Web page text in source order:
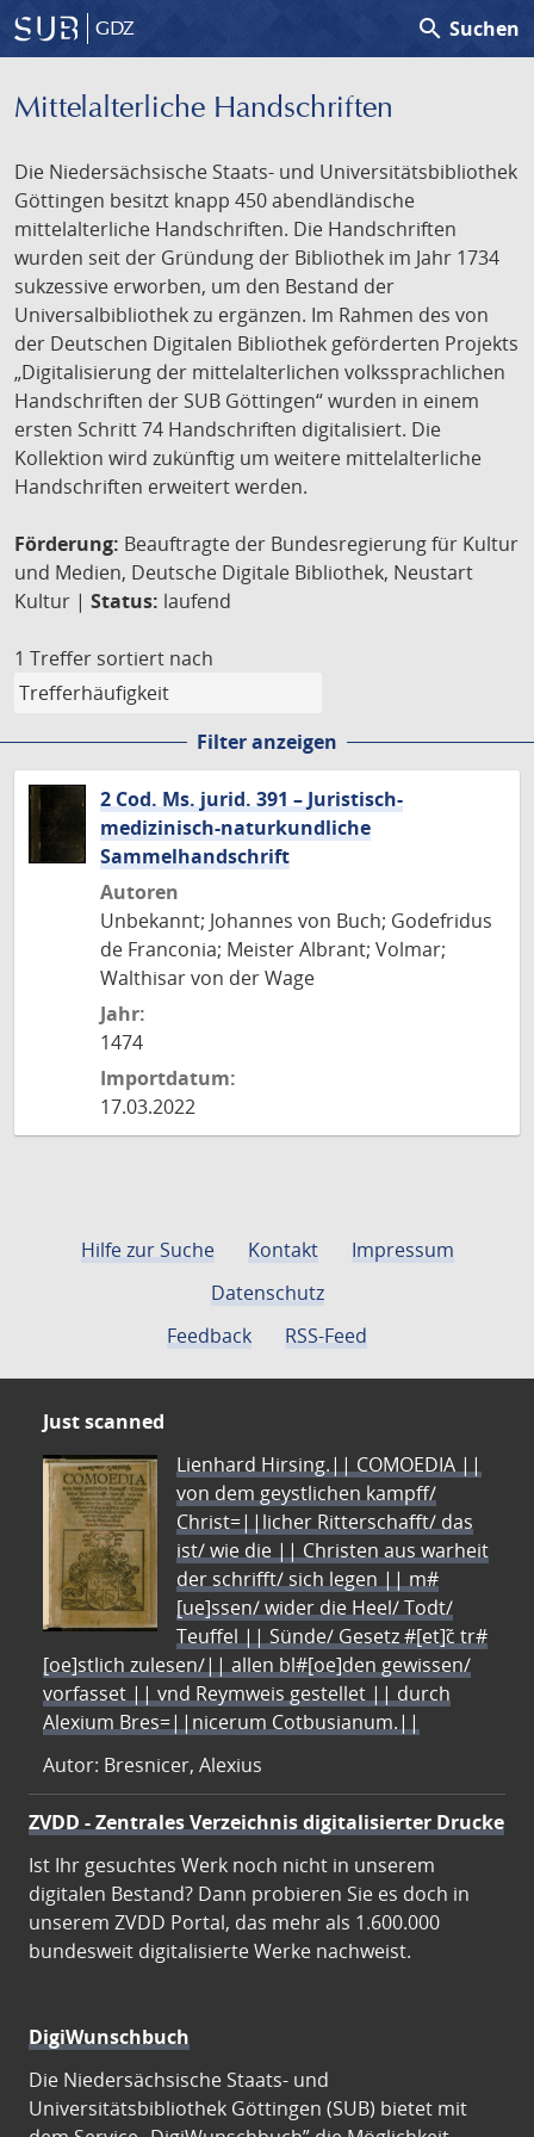
GDZ search Suchen
Mittelalterliche Handschriften
Die Niedersächsische Staats- und Universitätsbibliothek
Göttingen besitzt knapp 450 abendländische
mittelalterliche Handschriften. Die Handschriften
wurden seit der Gründung der Bibliothek im Jahr 1734
sukzessive erworben, um den Bestand der
Universalbibliothek zu ergänzen. Im Rahmen des von
der Deutschen Digitalen Bibliothek geförderten Projekts
„Digitalisierung der mittelalterlichen volkssprachlichen
Handschriften der SUB Göttingen“ wurden in einem
ersten Schritt 74 Handschriften digitalisiert. Die
Kollektion wird zukünftig um weitere mittelalterliche
Handschriften erweitert werden.
Förderung: Beauftragte der Bundesregierung für Kultur
und Medien, Deutsche Digitale Bibliothek, Neustart
Kultur | Status: laufend
1 Treffer sortiert nach
Filter anzeigen
2 Cod. Ms. jurid. 391 – Juristisch-
medizinisch-naturkundliche
Sammelhandschrift
Autoren
Unbekannt; Johannes von Buch; Godefridus
de Franconia; Meister Albrant; Volmar;
Walthisar von der Wage
Jahr:
1474
Importdatum:
17.03.2022
Hilfe zur Suche Kontakt
Impressum
Datenschutz
Feedback
RSS-Feed
Just scanned
Lienhard Hirsing.|| COMOEDIA ||
von dem geystlichen kampff/
Christ=||licher Ritterschafft/ das
ist/ wie die || Christen aus warheit
der schrifft/ sich legen || m#
[ue]ssen/ wider die Heel/ Todt/
Teuffel || Sünde/ Gesetz #[et]c̃ tr#
[oe]stlich zulesen/|| allen bl#[oe]den gewissen/
vorfasset || vnd Reymweis gestellet || durch
Alexium Bres=||nicerum Cotbusianum.||
Autor: Bresnicer, Alexius
ZVDD - Zentrales Verzeichnis digitalisierter Drucke
Ist Ihr gesuchtes Werk noch nicht in unserem
digitalen Bestand? Dann probieren Sie es doch in
unserem ZVDD Portal, das mehr als 1.600.000
bundesweit digitalisierte Werke nachweist.
DigiWunschbuch
Die Niedersächsische Staats- und
Universitätsbibliothek Göttingen (SUB) bietet mit